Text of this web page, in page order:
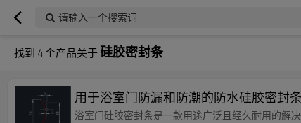
请输入一个搜索词
找到 4个产品关于硅胶密封条
用于浴室门防漏和防潮的防水硅胶密封条
浴室门硅胶密封条是一款用途广泛且经久耐用的解